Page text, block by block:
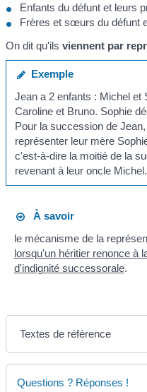
Enfants du défunt et leurs
Frères et sœurs du défunt
On dit qu'ilsviennent par
Exemple
Jean a 2 enfants : Michel et
Caroline et Bruno. Sophie
Pour la succession de
représenter leur mère
c'est-à-dire la moitié de la
revenant à leur oncle Michel.
À savoir
le mécanisme de la
lorsqu'un héritier renonce à
d'indignité successorale.
Textes de référence
Questions ? Réponses !